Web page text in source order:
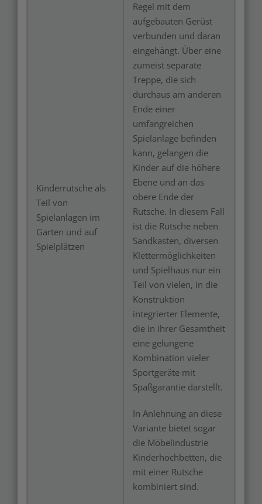
Kinderrutsche als
Teil von
Spielanlagen im
Garten und auf
Spielplätzen
Regel mit dem
aufgebauten Gerüst
verbunden und daran
eingehängt. Über eine
zumeist separate
Treppe, die sich
durchaus am anderen
Ende einer
umfangreichen
Spielanlage befinden
kann, gelangen die
Kinder auf die höhere
Ebene und an das
obere Ende der
Rutsche. In diesem Fall
ist die Rutsche neben
Sandkasten, diversen
Klettermöglichkeiten
und Spielhaus nur ein
Teil von vielen, in die
Konstruktion
integrierter Elemente,
die in ihrer Gesamtheit
eine gelungene
Kombination vieler
Sportgeräte mit
Spaßgarantie darstellt.
In Anlehnung an diese
Variante bietet sogar
die Möbelindustrie
Kinderhochbetten, die
mit einer Rutsche
kombiniert sind.